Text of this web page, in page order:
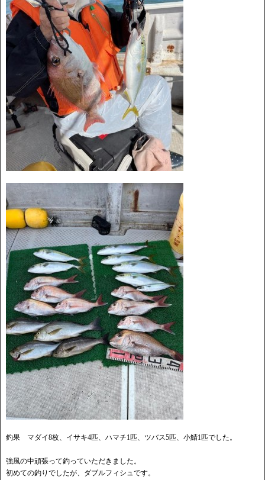
釣果 マダイ8枚、イサキ4匹、ハマチ1匹、ツバス5匹、小鯖1匹でした。
強風の中頑張って釣っていただきました。
初めての釣りでしたが、ダブルフィシュです。